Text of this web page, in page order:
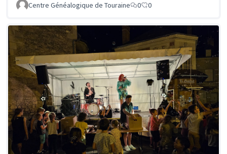
Centre Généalogique de Touraine
0 0